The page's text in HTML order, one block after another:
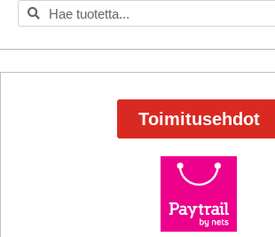
Toimitusehdot